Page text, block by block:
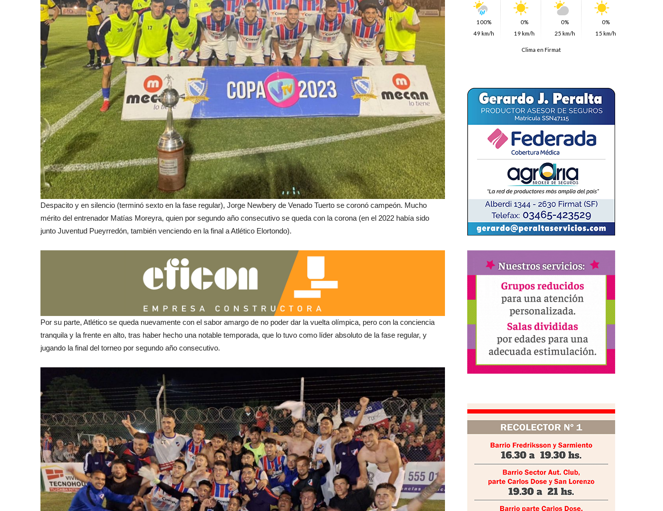
Despacito y en silencio (terminó sexto en la fase regular), Jorge Newbery de Venado Tuerto se coronó campeón. Mucho
mérito del entrenador Matías Moreyra, quien por segundo año consecutivo se queda con la corona (en el 2022 había sido
junto Juventud Pueyrredón, también venciendo en la final a Atlético Elortondo).
Por su parte, Atlético se queda nuevamente con el sabor amargo de no poder dar la vuelta olímpica, pero con la conciencia
tranquila y la frente en alto, tras haber hecho una notable temporada, que lo tuvo como líder absoluto de la fase regular, y
jugando la final del torneo por segundo año consecutivo.
100%
49 km/h
0%
19 km/h
0%
25 km/h
0%
15 km/h
Clima en Firmat